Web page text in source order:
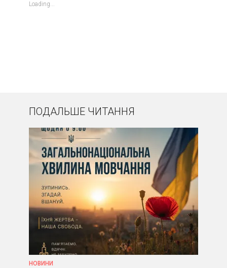
Loading...
ПОДАЛЬШЕ ЧИТАННЯ
НОВИНИ